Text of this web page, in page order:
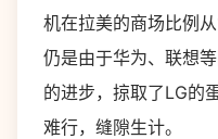
机在拉美的商场比例
仍是由于华为、联想
的进步，掠取了LG的
难行，缝隙生计。